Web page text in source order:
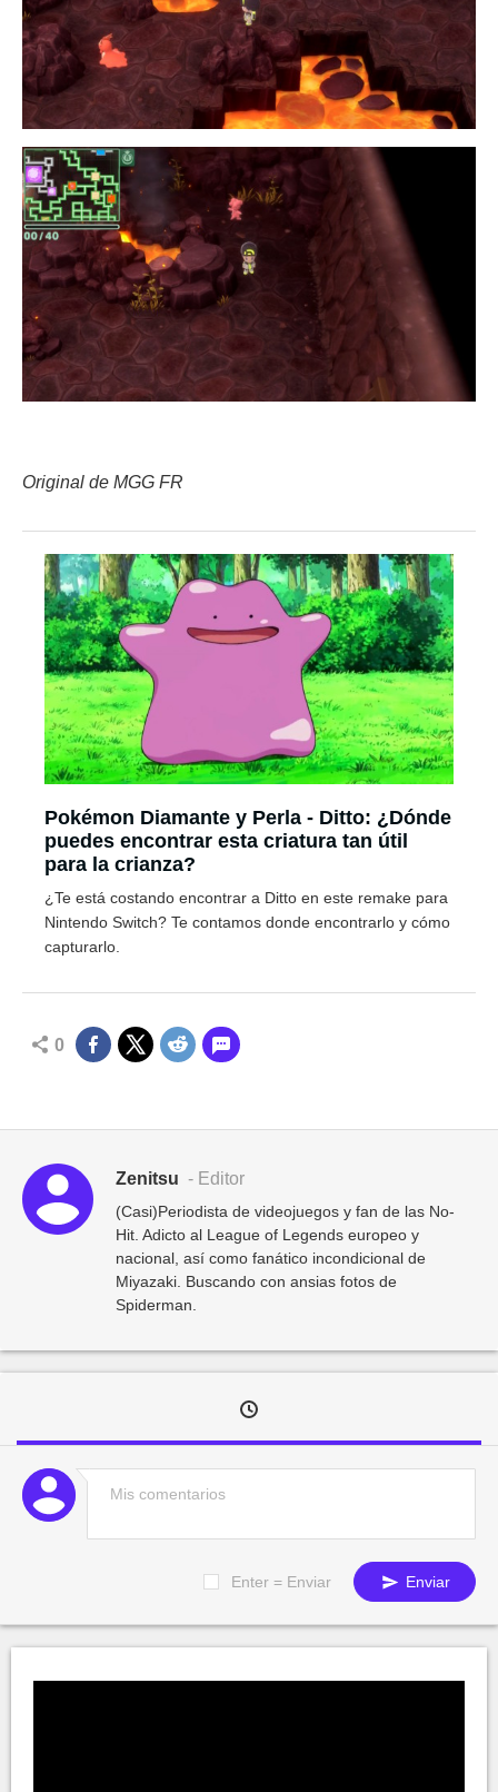
Original de MGG FR
Pokémon Diamante y Perla - Ditto: ¿Dónde
puedes encontrar esta criatura tan útil
para la crianza?
¿Te está costando encontrar a Ditto en este remake para
Nintendo Switch? Te contamos donde encontrarlo y cómo
capturarlo.
0
Zenitsu - Editor
(Casi)Periodista de videojuegos y fan de las No-
Hit. Adicto al League of Legends europeo y
nacional, así como fanático incondicional de
Miyazaki. Buscando con ansias fotos de
Spiderman.
Enter = Enviar Enviar